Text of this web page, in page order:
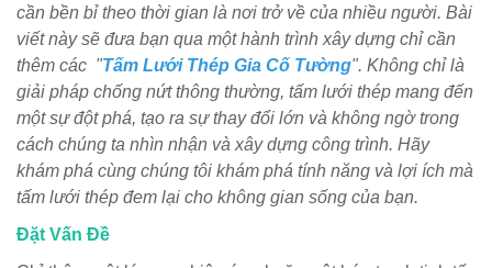
cần bền bỉ theo thời gian là nơi trở về của nhiều người. Bài
viết này sẽ đưa bạn qua một hành trình xây dựng chỉ cần
thêm các "Tấm Lưới Thép Gia Cố Tường". Không chỉ là
giải pháp chống nứt thông thường, tấm lưới thép mang đến
một sự đột phá, tạo ra sự thay đổi lớn và không ngờ trong
cách chúng ta nhìn nhận và xây dựng công trình. Hãy
khám phá cùng chúng tôi khám phá tính năng và lợi ích mà
tấm lưới thép đem lại cho không gian sống của bạn.
Đặt Vấn Đề